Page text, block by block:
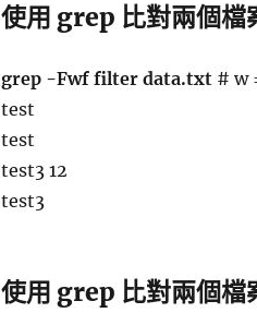
使用 grep 比對兩個檔
grep -Fwf filter data.txt# w
test
test
test3 12
test3
使用 grep 比對兩個檔